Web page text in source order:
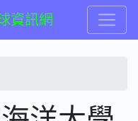
資訊網